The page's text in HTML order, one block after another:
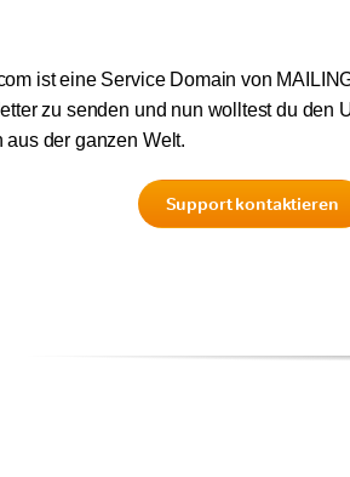
ist eine Service Domain von
zu senden und nun wolltest du den
aus der ganzen Welt.
Support kontaktieren